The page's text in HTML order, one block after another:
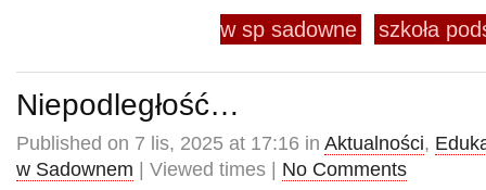
w sp sadowne szkoła
Niepodległość…
Published on 7 lis, 2025 at 17:16 in Aktualności,
w Sadownem | Viewed times | No Comments